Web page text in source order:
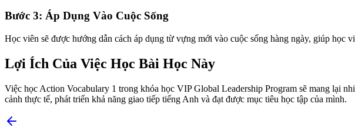
Bước 3: Áp Dụng Vào Cuộc Sống
Học viên sẽ được hướng dẫn cách áp dụng từ vựng mới vào cuộc sống hàng ngày, giúp học
Lợi Ích Của Việc Học Bài Học Này
Việc học Action Vocabulary 1 trong khóa học VIP Global Leadership Program sẽ mang lại
cảnh thực tế, phát triển khả năng giao tiếp tiếng Anh và đạt được mục tiêu học tập của mình.